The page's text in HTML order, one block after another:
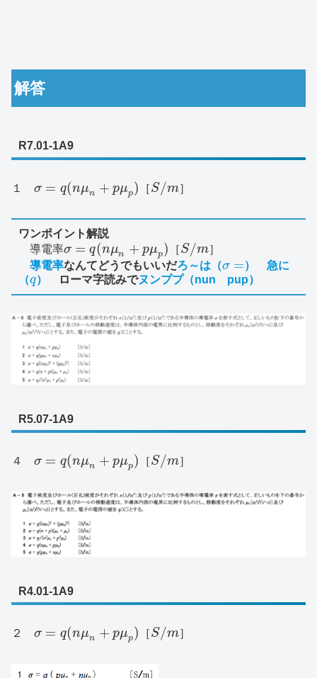
解答
R7.01-1A9
１ σ = q(nμn + pμp) ［S/m］
ワンポイント解説
導電率σ = q(nμn + pμp) ［S/m］
導電率なんてどうでもいいだろ～は（σ =）
急に
（q） ローマ字読みでヌンププ（nun pup）
R5.07-1A9
４ σ = q(nμn + pμp) ［S/m］
R4.01-1A9
２ σ = q(nμn + pμp) ［S/m］